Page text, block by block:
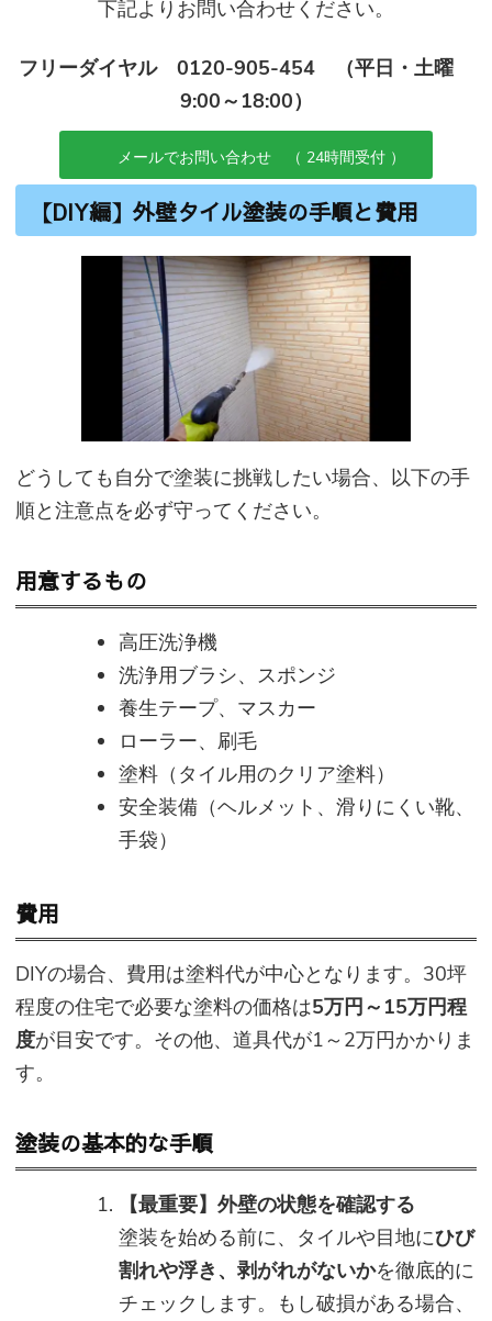
下記よりお問い合わせください。
フリーダイヤル 0120-905-454 （平日・土曜
9:00～18:00）
メールでお問い合わせ （ 24時間受付 ）
【DIY編】外壁タイル塗装の手順と費用
どうしても自分で塗装に挑戦したい場合、以下の手
順と注意点を必ず守ってください。
用意するもの
高圧洗浄機
洗浄用ブラシ、スポンジ
養生テープ、マスカー
ローラー、刷毛
塗料（タイル用のクリア塗料）
安全装備（ヘルメット、滑りにくい靴、
手袋）
費用
DIYの場合、費用は塗料代が中心となります。30坪
程度の住宅で必要な塗料の価格は5万円～15万円程
度が目安です。その他、道具代が1～2万円かかりま
す。
塗装の基本的な手順
【最重要】外壁の状態を確認する
塗装を始める前に、タイルや目地にひび
割れや浮き、剥がれがないかを徹底的に
チェックします。もし破損がある場合、